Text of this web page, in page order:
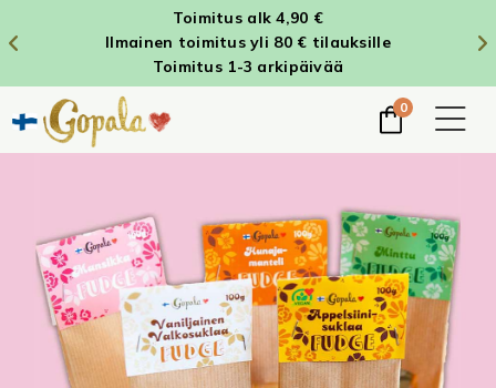
Toimitus alk 4,90 €
Ilmainen toimitus yli 80 € tilauksille
Toimitus 1-3 arkipäivää
0